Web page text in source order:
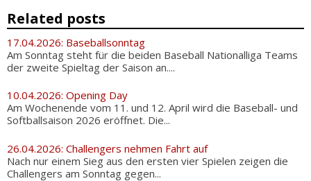
Related posts
17.04.2026: Baseballsonntag
Am Sonntag steht für die beiden Baseball Nationalliga Teams
der zweite Spieltag der Saison an....
10.04.2026: Opening Day
Am Wochenende vom 11. und 12. April wird die Baseball- und
Softballsaison 2026 eröffnet. Die...
26.04.2026: Challengers nehmen Fahrt auf
Nach nur einem Sieg aus den ersten vier Spielen zeigen die
Challengers am Sonntag gegen...